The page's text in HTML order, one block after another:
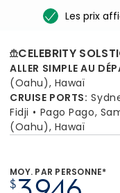
Les prix
CELEBRITY
ALLER SIMPLE AU
(Oahu), Hawaï
CRUISE PORTS:
Fidji
Pago Pago,
(Oahu), Hawaï
MOY. PAR PERSONNE*
$